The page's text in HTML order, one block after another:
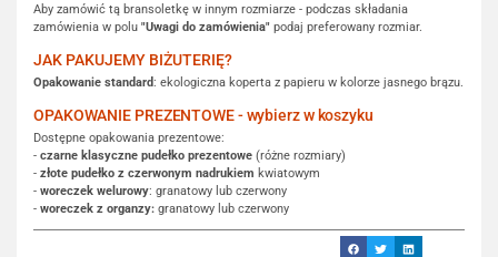
Aby zamówić tą bransoletkę w innym rozmiarze - podczas składania
zamówienia w polu "Uwagi do zamówienia" podaj preferowany rozmiar.
JAK PAKUJEMY BIŻUTERIĘ?
Opakowanie standard: ekologiczna koperta z papieru w kolorze jasnego brązu.
OPAKOWANIE PREZENTOWE - wybierz w koszyku
Dostępne opakowania prezentowe:
- czarne klasyczne pudełko prezentowe (różne rozmiary)
- złote pudełko z czerwonym nadrukiem kwiatowym
- woreczek welurowy: granatowy lub czerwony
- woreczek z organzy: granatowy lub czerwony